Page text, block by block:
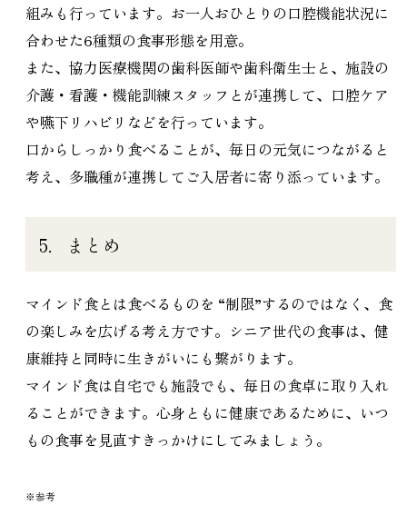
組みも行っています。お一人おひとりの口腔機能状況に
合わせた6種類の食事形態を用意。
また、協力医療機関の歯科医師や歯科衛生士と、施設の
介護・看護・機能訓練スタッフとが連携して、口腔ケア
や嚥下リハビリなどを行っています。
口からしっかり食べることが、毎日の元気につながると
考え、多職種が連携してご入居者に寄り添っています。
5．まとめ
マインド食とは食べるものを “制限”するのではなく、食
の楽しみを広げる考え方です。シニア世代の食事は、健
康維持と同時に生きがいにも繋がります。
マインド食は自宅でも施設でも、毎日の食卓に取り入れ
ることができます。心身ともに健康であるために、いつ
もの食事を見直すきっかけにしてみましょう。
※参考